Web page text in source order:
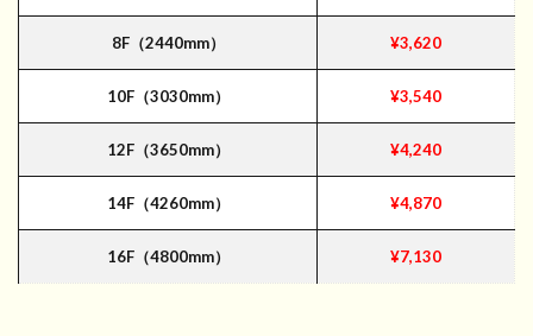
8F（2440mm） ¥3,620
10F（3030mm） ¥3,540
12F（3650mm） ¥4,240
14F（4260mm） ¥4,870
16F（4800mm） ¥7,130